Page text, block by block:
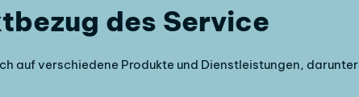
des Service
auf verschiedene Produkte und Dienstleistungen, darunter